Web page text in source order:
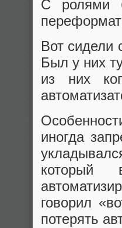
С ролями
Вот сидели
Был у них
из них
иногда
который
говорил
потерять